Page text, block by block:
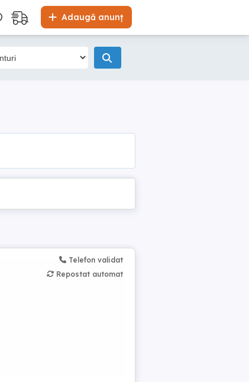
Adaugă anunț
Telefon validat
Repostat automat